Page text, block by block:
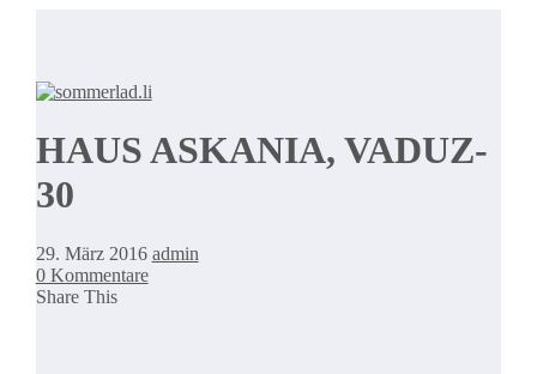
HAUS ASKANIA, VADUZ-
30
29. März 2016 admin
0 Kommentare
Share This